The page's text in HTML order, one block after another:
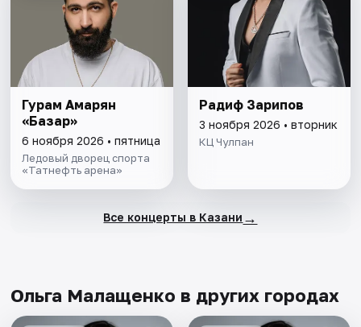
Гурам Амарян
«Базар»
6 ноября 2026 • пятница
Ледовый дворец спорта
«Татнефть арена»
Радиф Зарипов
3 ноября 2026 • вторник
КЦ Чулпан
Все концерты в Казани →
Ольга Малащенко в других городах